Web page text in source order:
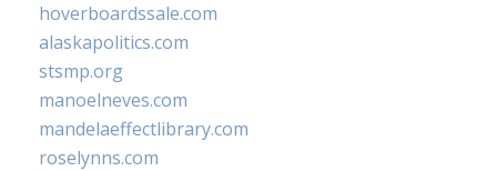
hoverboardssale.com
alaskapolitics.com
stsmp.org
manoelneves.com
mandelaeffectlibrary.com
roselynns.com